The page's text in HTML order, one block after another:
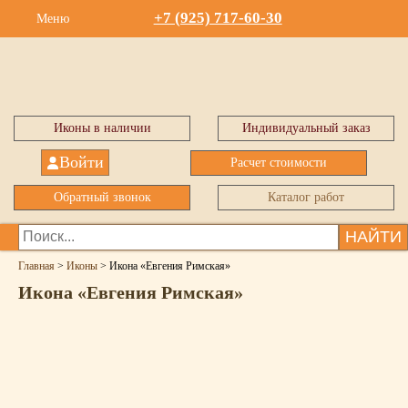
Меню +7 (925) 717-60-30
Иконы в наличии Индивидуальный заказ
Войти Расчет стоимости
Обратный звонок Каталог работ
НАЙТИ
Главная > Иконы > Икона «Евгения Римская»
Икона «Евгения Римская»